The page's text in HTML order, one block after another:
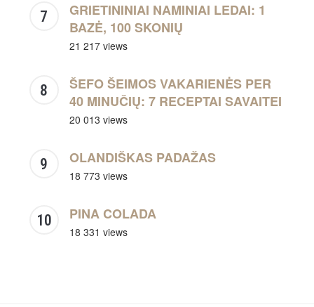
GRIETININIAI NAMINIAI LEDAI: 1
BAZĖ, 100 SKONIŲ
21 217 views
ŠEFO ŠEIMOS VAKARIENĖS PER
40 MINUČIŲ: 7 RECEPTAI SAVAITEI
20 013 views
OLANDIŠKAS PADAŽAS
18 773 views
PINA COLADA
18 331 views